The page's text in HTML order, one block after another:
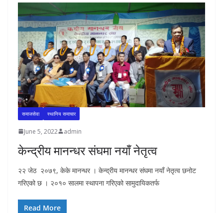
समाजसेवा स्थानिय समाचार
June 5, 2022 admin
केन्द्रीय मानन्धर संघमा नयाँ नेतृत्व
२२ जेठ २०७९, केके मानन्धर । केन्द्रीय मानन्धर संघमा नयाँ नेतृत्व छनोट
गरिएको छ । २०१० सालमा स्थापना गरिएको सामुदायिकतर्फ
Read More